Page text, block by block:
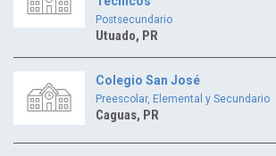
Postsecundario
Utuado, PR
Colegio San José
Preescolar, Elemental y Secundario
Caguas, PR